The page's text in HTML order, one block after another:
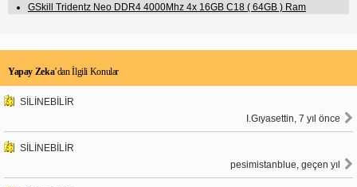
GSkill Tridentz Neo DDR4 4000Mhz 4x 16GB C18 ( 64GB ) Ram
Yapay Zeka’dan İlgili Konular
SİLİNEBİLİR
I.Gıyasettin, 7 yıl önce
SİLİNEBİLİR
pesimistanblue, geçen yıl